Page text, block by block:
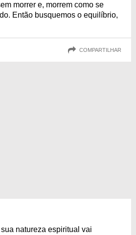
morrer e, morrem como se
Então busquemos o equilíbrio,
COMPARTILHAR
natureza espiritual vai